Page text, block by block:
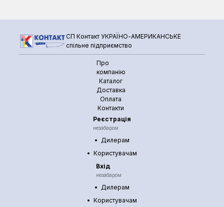
СП Контакт УКРАЇНО-АМЕРИКАНСЬКЕ
спільне підприємство
Про
компанію
Каталог
Доставка
Оплата
Контакти
Реєстрація
незабаром
Дилерам
Користувачам
Вхід
незабаром
Дилерам
Користувачам